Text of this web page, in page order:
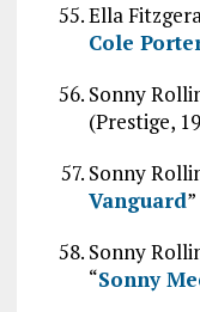
Ella
Cole
Sonny
(Prestige,
Sonny
Vanguard
Sonny
“Sonny